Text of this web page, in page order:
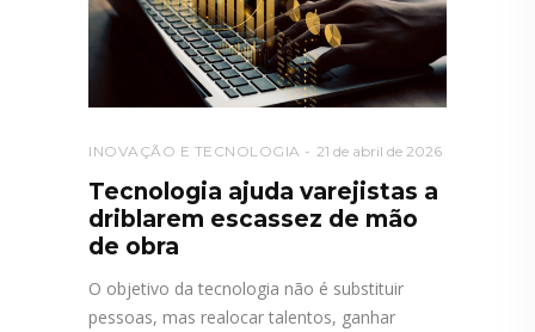
INOVAÇÃO E TECNOLOGIA 21 de abril de 2026
Tecnologia ajuda varejistas a
driblarem escassez de mão
de obra
O objetivo da tecnologia não é substituir
pessoas, mas realocar talentos, ganhar